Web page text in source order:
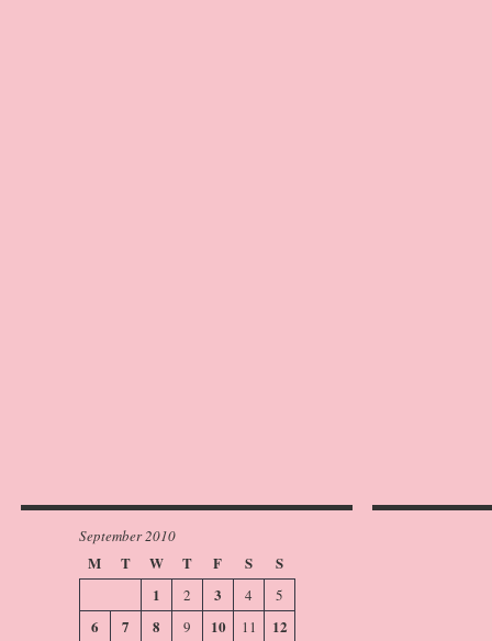
September 2010
M T W T F S
S
1
2 3 4 5
6 7 8 9 10 11
12